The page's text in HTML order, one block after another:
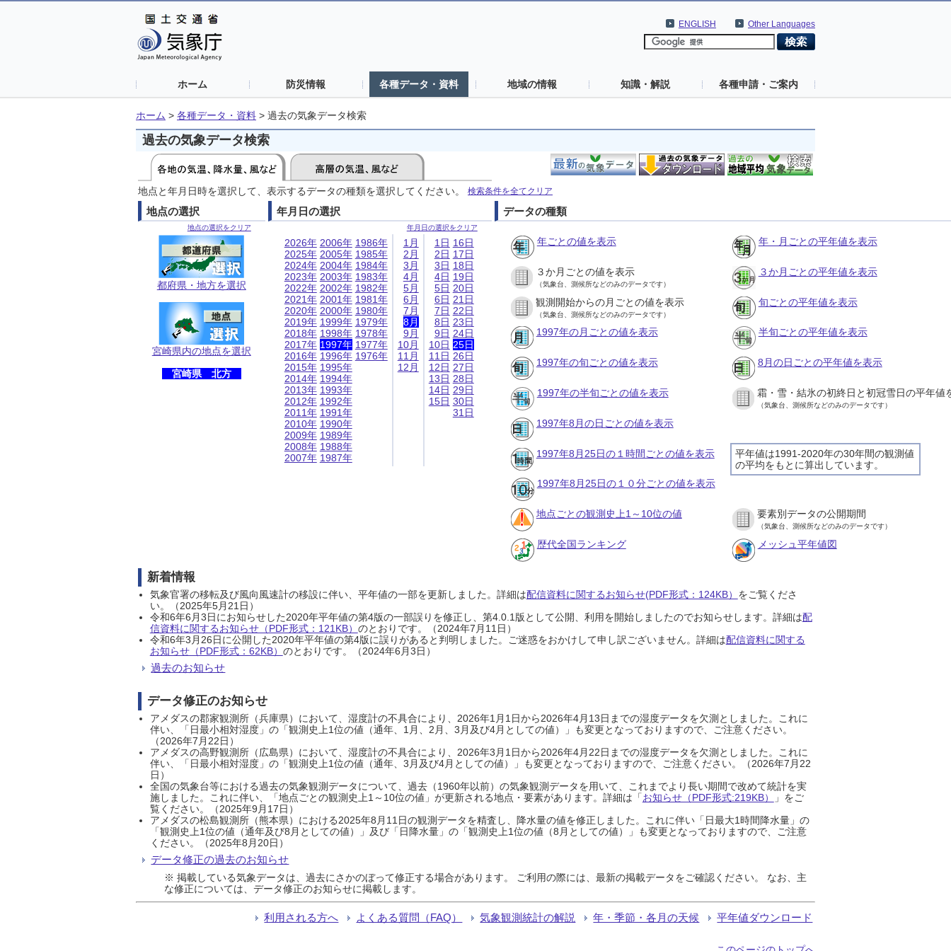
Other Languages
ENGLISH
ホーム 防災情報 各種データ・資料 地域の情報 知識・解説 各種申請・ご案内
ホーム > 各種データ・資料 > 過去の気象データ検索
過去の気象データ検索
地点と年月日時を選択して、表示するデータの種類を選択してください。 検索条件を全てクリア
地点の選択
地点の選択をクリア
都府県・地方を選択
宮崎県内の地点を選択
宮崎県 北方
年月日の選択
年月日の選択をクリア
2026年
2025年
2024年
2023年
2022年
2021年
2020年
2019年
2018年
2017年
2016年
2015年
2014年
2013年
2012年
2011年
2010年
2009年
2008年
2007年
2006年
2005年
2004年
2003年
2002年
2001年
2000年
1999年
1998年
1997年
1996年
1995年
1994年
1993年
1992年
1991年
1990年
1989年
1988年
1987年
1986年
1985年
1984年
1983年
1982年
1981年
1980年
1979年
1978年
1977年
1976年
1月
2月
3月
4月
5月
6月
7月
8月
9月
10月
11月
12月
1日
2日
3日
4日
5日
6日
7日
8日
9日
10日
11日
12日
13日
14日
15日
16日
17日
18日
19日
20日
21日
22日
23日
24日
25日
26日
27日
28日
29日
30日
31日
データの種類
年ごとの値を表示 年・月ごとの平年値を表示
３か月ごとの値を表示
（気象台、測候所などのみのデータです）
３か月ごとの平年値を表示
観測開始からの月ごとの値を表示
（気象台、測候所などのみのデータです）
旬ごとの平年値を表示
1997年の月ごとの値を表示 半旬ごとの平年値を表示
1997年の旬ごとの値を表示 8月の日ごとの平年値を表示
1997年の半旬ごとの値を表示 霜・雪・結氷の初終日と初冠雪日の平年値
（気象台、測候所などのみのデータです）
1997年8月の日ごとの値を表示
平年値は1991-2020年の30年間の観測値
の平均をもとに算出しています。
1997年8月25日の１時間ごとの値を表示
1997年8月25日の１０分ごとの値を表示
地点ごとの観測史上1～10位の値 要素別データの公開期間
（気象台、測候所などのみのデータです）
歴代全国ランキング メッシュ平年値図
新着情報
気象官署の移転及び風向風速計の移設に伴い、平年値の一部を更新しました。詳細は配信資料に関するお知らせ(PDF形式：124KB） をご覧くださ
い。（2025年5月21日）
令和6年6月3日にお知らせした2020年平年値の第4版の一部誤りを修正し、第4.0.1版として公開、利用を開始しましたのでお知らせします。詳細は配
信資料に関するお知らせ（PDF形式：121KB） のとおりです。（2024年7月11日）
令和6年3月26日に公開した2020年平年値の第4版に誤りがあると判明しました。ご迷惑をおかけして申し訳ございません。詳細は配信資料に関する
お知らせ（PDF形式：62KB） のとおりです。（2024年6月3日）
過去のお知らせ
データ修正のお知らせ
アメダスの郡家観測所（兵庫県）において、湿度計の不具合により、2026年1月1日から2026年4月13日までの湿度データを欠測としました。これに
伴い、「日最小相対湿度」の「観測史上1位の値（通年、1月、2月、3月及び4月としての値）」も変更となっておりますので、ご注意ください。
（2026年7月22日）
アメダスの高野観測所（広島県）において、湿度計の不具合により、2026年3月1日から2026年4月22日までの湿度データを欠測としました。これに
伴い、「日最小相対湿度」の「観測史上1位の値（通年、3月及び4月としての値）」も変更となっておりますので、ご注意ください。（2026年7月22
日）
全国の気象台等における過去の気象観測データについて、過去（1960年以前）の気象観測データを用いて、これまでより長い期間で改めて統計を実
施しました。これに伴い、「地点ごとの観測史上1～10位の値」が更新される地点・要素があります。詳細は「お知らせ（PDF形式:219KB）
」をご
覧ください。（2025年9月17日）
アメダスの松島観測所（熊本県）における2025年8月11日の観測データを精査し、降水量の値を修正しました。これに伴い「日最大1時間降水量」の
「観測史上1位の値（通年及び8月としての値）」及び「日降水量」の「観測史上1位の値（8月としての値）」も変更となっておりますので、ご注意
ください。（2025年8月20日）
データ修正の過去のお知らせ
※ 掲載している気象データは、過去にさかのぼって修正する場合があります。 ご利用の際には、最新の掲載データをご確認ください。 なお、主
な修正については、データ修正のお知らせに掲載します。
利用される方へ よくある質問（FAQ） 気象観測統計の解説 年・季節・各月の天候 平年値ダウンロード